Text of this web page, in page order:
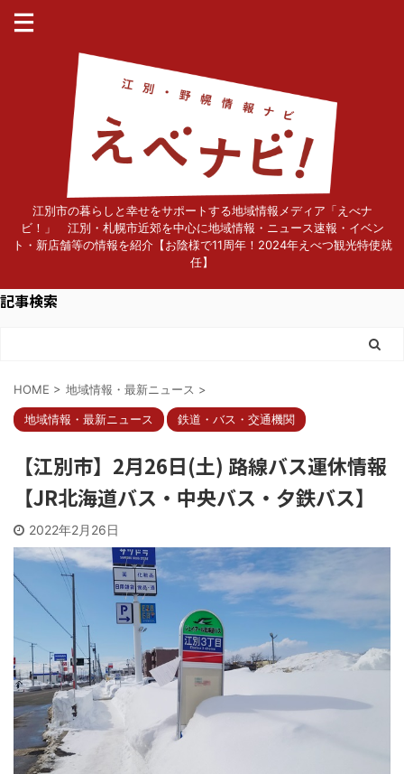
江別市の暮らしと幸せをサポートする地域情報メディア「えべナ
ビ！」 江別・札幌市近郊を中心に地域情報・ニュース速報・イベン
ト・新店舗等の情報を紹介【お陰様で11周年！2024年えべつ観光特使就
任】
記事検索
HOME > 地域情報・最新ニュース >
地域情報・最新ニュース 鉄道・バス・交通機関
【江別市】2月26日(土) 路線バス運休情報
【JR北海道バス・中央バス・夕鉄バス】
2022年2月26日